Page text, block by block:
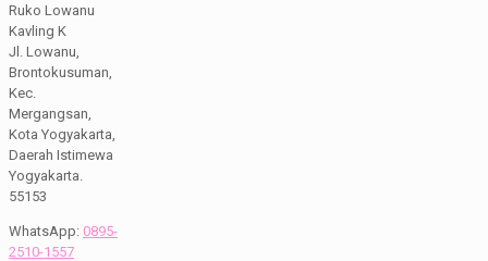
Ruko Lowanu
Kavling K
Jl. Lowanu,
Brontokusuman,
Kec.
Mergangsan,
Kota Yogyakarta,
Daerah Istimewa
Yogyakarta.
55153
WhatsApp: 0895-
2510-1557